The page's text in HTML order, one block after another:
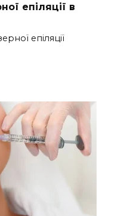
епіляції в
епіляції